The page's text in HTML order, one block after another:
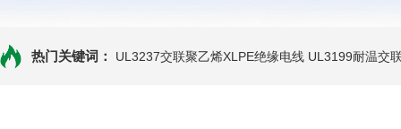
热门关键词： UL3237交联聚乙烯XLPE绝缘电线 UL3199耐温交